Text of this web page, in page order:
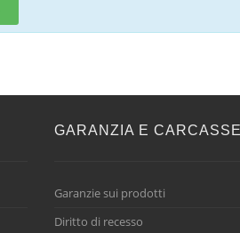
GARANZIA E CARCASSE
Garanzie sui prodotti
Diritto di recesso